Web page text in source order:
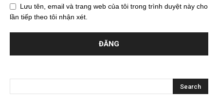
Lưu tên, email và trang web của tôi trong trình duyệt này cho
lần tiếp theo tôi nhận xét.